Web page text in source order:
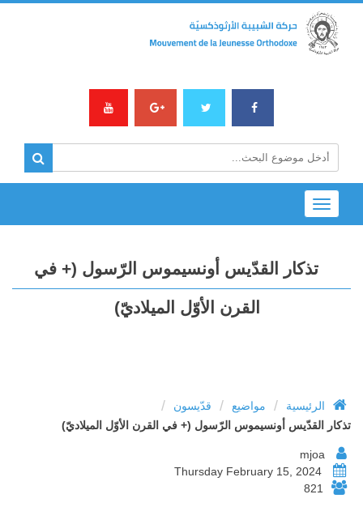
Toggle
navigation
تذكار القدّيس أونسيموس الرّسول (+ في
القرن الأوّل الميلاديّ)
الرئيسية / مواضيع / قدّيسون /
تذكار القدّيس أونسيموس الرّسول (+ في القرن الأوّل الميلاديّ)
821